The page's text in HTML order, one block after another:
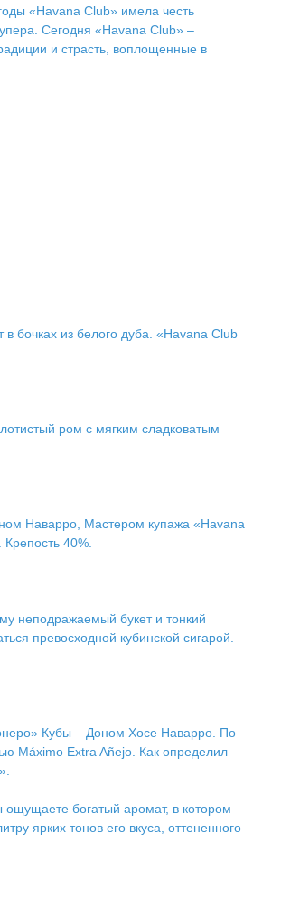
«Havana Club» имела честь
Сегодня «Havana Club» –
и страсть, воплощенные в
бочках из белого дуба. «Havana Club
ром с мягким сладковатым
Наварро, Мастером купажа «Havana
40%.
неподражаемый букет и тонкий
превосходной кубинской сигарой.
Кубы – Доном Хосе Наварро. По
Máximo Extra Añejo. Как определил
ощущаете богатый аромат, в котором
ярких тонов его вкуса, оттененного